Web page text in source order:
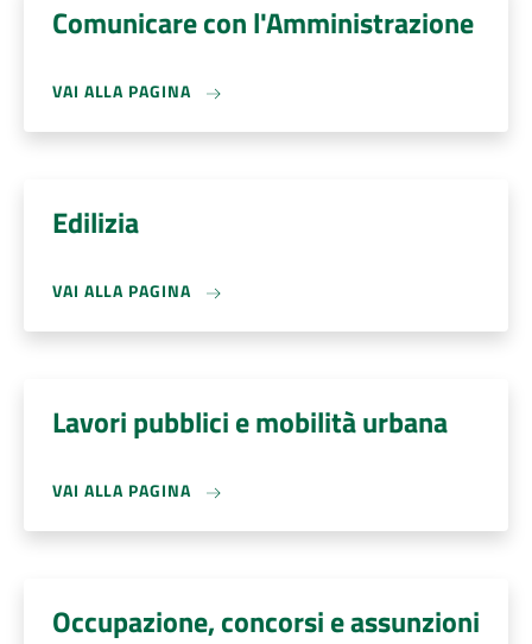
Comunicare con l'Amministrazione
VAI ALLA PAGINA
Edilizia
VAI ALLA PAGINA
Lavori pubblici e mobilità urbana
VAI ALLA PAGINA
Occupazione, concorsi e assunzioni